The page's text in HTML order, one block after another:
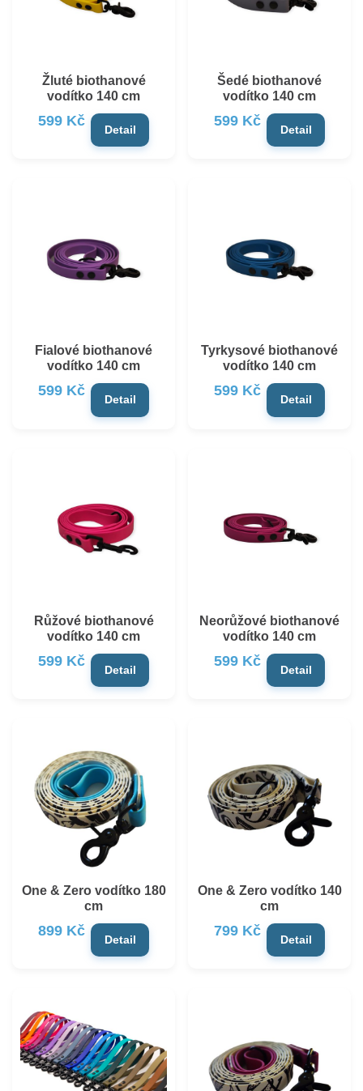
Žluté biothanové
vodítko 140 cm
599 Kč
Detail
Šedé biothanové
vodítko 140 cm
599 Kč
Detail
Fialové biothanové
vodítko 140 cm
599 Kč
Detail
Tyrkysové biothanové
vodítko 140 cm
599 Kč
Detail
Růžové biothanové
vodítko 140 cm
599 Kč
Detail
Neorůžové biothanové
vodítko 140 cm
599 Kč
Detail
One & Zero vodítko 180
cm
899 Kč
Detail
One & Zero vodítko 140
cm
799 Kč
Detail